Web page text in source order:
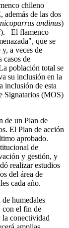
chileno
además de las dos
andinus)
). El flamenco
que se
a veces de
casos de
población total se
su inclusión en la
inclusión de esta
Signatarios (MOS)
de un Plan de
El Plan de acción
aprobado.
de
y gestión, y
realizar estudios
del área de
cada año.
humedales
con el fin de
la conectividad